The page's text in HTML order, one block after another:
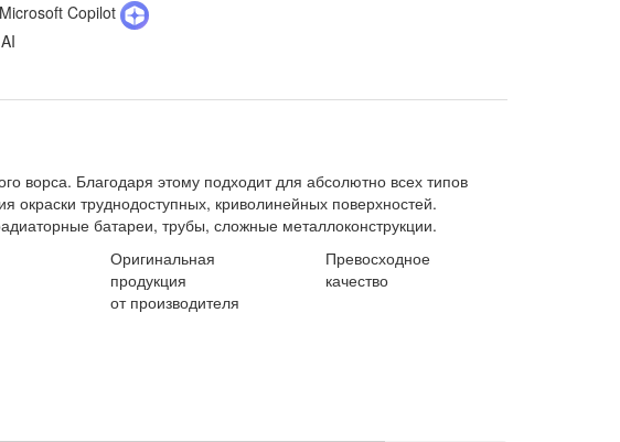
Microsoft Copilot
ворса. Благодаря этому подходит для абсолютно всех типов
окраски труднодоступных, криволинейных поверхностей.
батареи, трубы, сложные металлоконструкции.
Оригинальная
продукция
от производителя
Превосходное
качество